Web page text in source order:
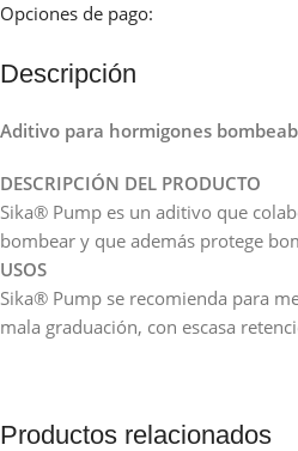
Opciones de pago:
Descripción
Aditivo para hormigones
DESCRIPCIÓN DEL PRODUCTO
Sika® Pump es un aditivo que
bombear y que además protege
USOS
Sika® Pump se recomienda para
mala graduación, con escasa
Productos relacionados